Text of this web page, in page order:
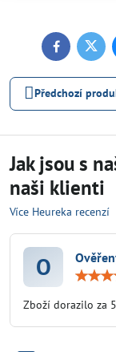
Facebook
Předchozí
Jak jsou s
naši klienti
Více Heureka recenzí
O
Zboží dorazilo za